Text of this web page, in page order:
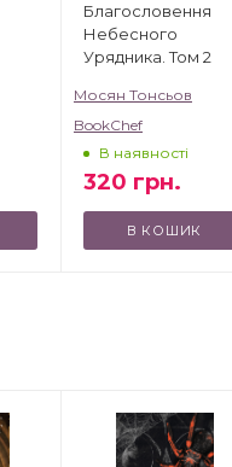
Благословення
Небесного
Урядника. Том 2
Мосян Тонсьов
BookChef
В наявності
320 грн.
В КОШИК